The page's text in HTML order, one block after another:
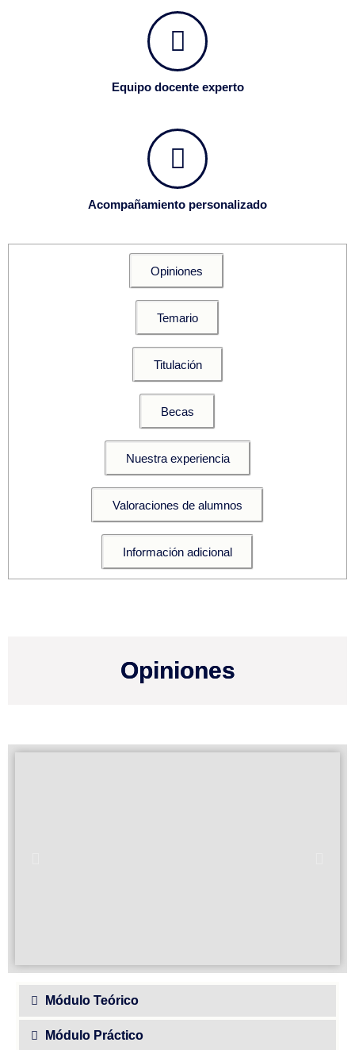
Equipo docente experto
Acompañamiento personalizado
Opiniones
Temario
Titulación
Becas
Nuestra experiencia
Valoraciones de alumnos
Información adicional
Opiniones
Módulo Teórico
Módulo Práctico